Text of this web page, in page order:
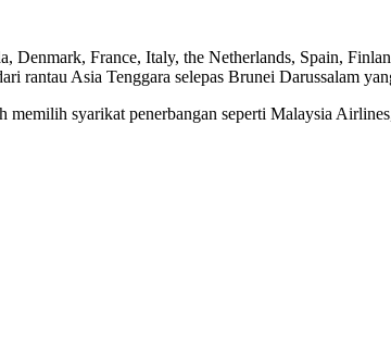
Denmark, France, Italy, the Netherlands, Spain,
rantau Asia Tenggara selepas Brunei Darussalam
syarikat penerbangan seperti Malaysia